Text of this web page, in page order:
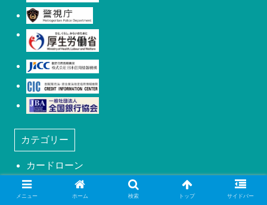
カテゴリー
カードローン
カードローンの審査
キャッシュレス
メニュー ホーム 検索 トップ サイドバー